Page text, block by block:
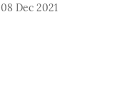
08 Dec 2021